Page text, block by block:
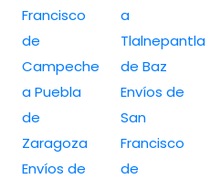
Francisco
de
Campeche
a Puebla
de
Zaragoza
Envíos de
a
Tlalnepantla
de Baz
Envíos de
San
Francisco
de